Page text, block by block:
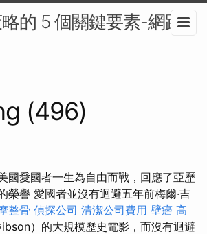
的 5 個關鍵要素-網路
(496)
國愛國者一生為自由而戰，回應了亞歷
榮譽 愛國者並沒有迴避五年前梅爾·吉
整骨 偵探公司 清潔公司費用 壁癌 高
）的大規模歷史電影，而沒有迴避